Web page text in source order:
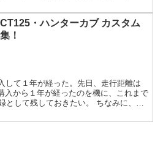
CT125・ハンターカブ カスタム
集！
して１年が経った。先日、走行距離は
入から１年が経ったのを機に、これまで
として残しておきたい。 ちなみに、カ